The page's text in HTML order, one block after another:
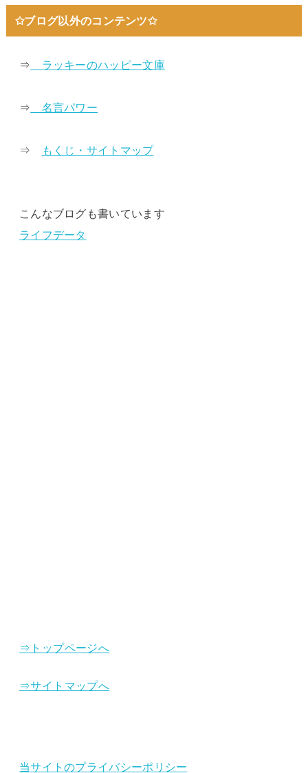
✩ブログ以外のコンテンツ✩
⇒ ラッキーのハッピー文庫
⇒ 名言パワー
⇒ もくじ・サイトマップ
こんなブログも書いています
ライフデータ
⇒トップページへ
⇒サイトマップへ
当サイトのプライバシーポリシー